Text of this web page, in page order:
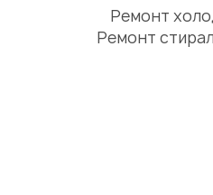
Ремонт
Ремонт